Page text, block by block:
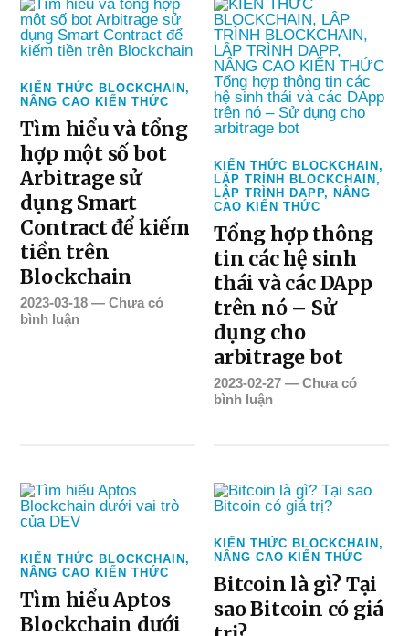
KIẾN THỨC BLOCKCHAIN,
NÂNG CAO KIẾN THỨC
Tìm hiểu và tổng
hợp một số bot
Arbitrage sử
dụng Smart
Contract để kiếm
tiền trên
Blockchain
2023-03-18 —Chưa có
bình luận
KIẾN THỨC BLOCKCHAIN,
LẬP TRÌNH BLOCKCHAIN,
LẬP TRÌNH DAPP,NÂNG
CAO KIẾN THỨC
Tổng hợp thông
tin các hệ sinh
thái và các DApp
trên nó – Sử
dụng cho
arbitrage bot
2023-02-27 —Chưa có
bình luận
KIẾN THỨC BLOCKCHAIN,
NÂNG CAO KIẾN THỨC
Tìm hiểu Aptos
Blockchain dưới
KIẾN THỨC BLOCKCHAIN,
NÂNG CAO KIẾN THỨC
Bitcoin là gì? Tại
sao Bitcoin có giá